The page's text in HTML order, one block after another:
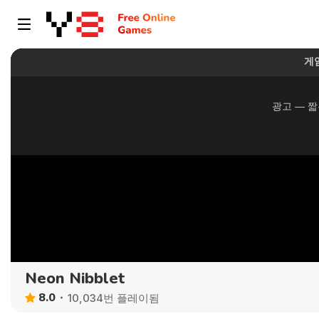
Neon Nibblet
8.0 10,034번 플레이됨